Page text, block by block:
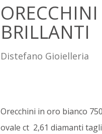
BRILLANTI
Distefano Gioielleria
Orecchini in oro bianco
ovale ct 2,61 diamanti